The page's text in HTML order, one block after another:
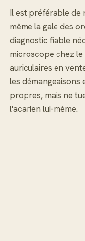
Il est préférable de
même la gale des
diagnostic fiable
microscope chez
auriculaires en
les démangeaisons
propres, mais ne
l'acarien lui-même.